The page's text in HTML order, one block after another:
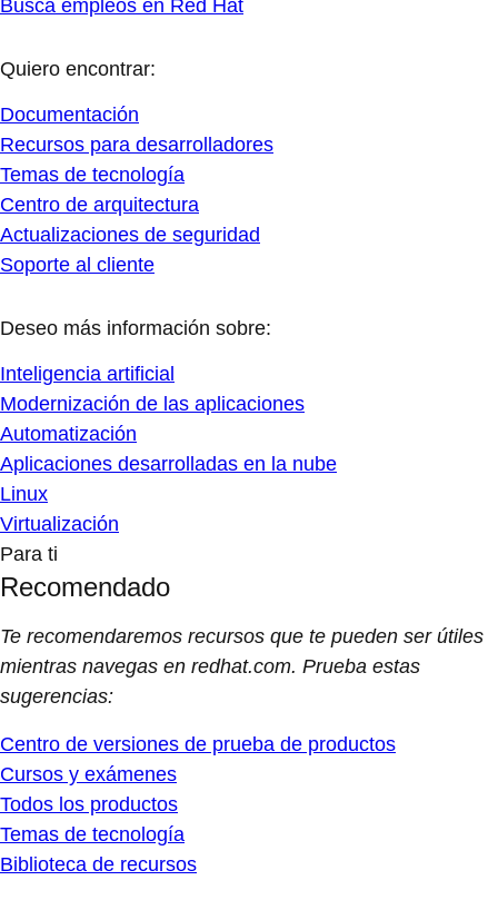
Busca empleos en Red Hat
Quiero encontrar:
Documentación
Recursos para desarrolladores
Temas de tecnología
Centro de arquitectura
Actualizaciones de seguridad
Soporte al cliente
Deseo más información sobre:
Inteligencia artificial
Modernización de las aplicaciones
Automatización
Aplicaciones desarrolladas en la nube
Linux
Virtualización
Para ti
Recomendado
Te recomendaremos recursos que te pueden ser útiles
mientras navegas en redhat.com. Prueba estas
sugerencias:
Centro de versiones de prueba de productos
Cursos y exámenes
Todos los productos
Temas de tecnología
Biblioteca de recursos